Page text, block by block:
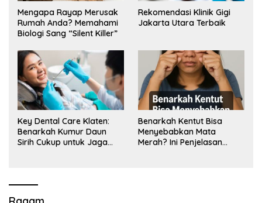
Mengapa Rayap Merusak
Rumah Anda? Memahami
Biologi Sang “Silent Killer”
Rekomendasi Klinik Gigi
Jakarta Utara Terbaik
Key Dental Care Klaten:
Benarkah Kumur Daun
Sirih Cukup untuk Jaga
Benarkah Kentut Bisa
Menyebabkan Mata
Merah? Ini Penjelasan